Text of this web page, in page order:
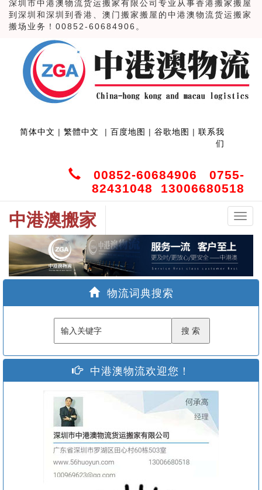
深圳市中港澳物流货运搬家有限公司专业从事香港搬家搬屋
到深圳和深圳到香港、澳门搬家搬屋的中港澳物流货运搬家
搬场业务！00852-60684906。
简体中文 | 繁體中文 | 百度地图 | 谷歌地图 | 联系我
们
00852-60684906 0755-
82431048 13006680518
中
港
中港澳搬家
物流词典搜索
中港澳物流欢迎您！